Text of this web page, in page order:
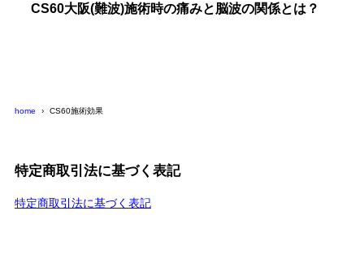
CS60大阪(難波)施術時の痛みと脳波の関係とは？
home CS60施術効果
特定商取引法に基づく表記
特定商取引法に基づく表記